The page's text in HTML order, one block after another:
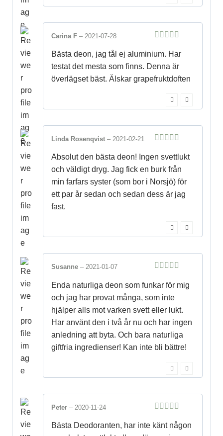
Carina F – 2021-07-28
Bästa deon, jag tål ej aluminium. Har
testat det mesta som finns. Denna är
överlägset bäst. Älskar grapefruktdoften
Linda Rosenqvist – 2021-02-21
Absolut den bästa deon! Ingen svettlukt
och väldigt dryg. Jag fick en burk från
min farfars syster (som bor i Norsjö) för
ett par år sedan och sedan dess är jag
fast.
Susanne – 2021-01-07
Enda naturliga deon som funkar för mig
och jag har provat många, som inte
hjälper alls mot varken svett eller lukt.
Har använt den i två år nu och har ingen
anledning att byta. Och bara naturliga
giftfria ingredienser! Kan inte bli bättre!
Peter – 2020-11-24
Bästa Deodoranten, har inte känt någon